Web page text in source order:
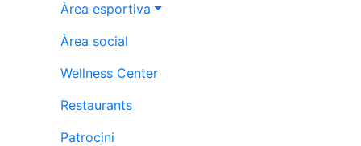
Campionat
Social de
Tennis
Quadres
d'Honor
Àrea esportiva
Àrea social
Wellness Center
Restaurants
Patrocini